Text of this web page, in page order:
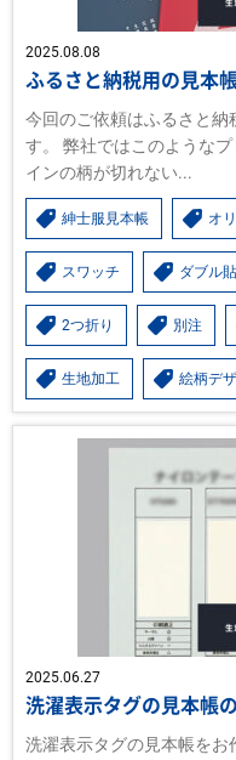
2025.08.08
ふるさと納税用の見本
今回のご依頼はふるさと
す。 弊社ではこのような
インの柄が切れない...
紳士服見本帳 オ
スワッチ ダブル
2つ折り 別注
生地加工 絵柄デ
2025.06.27
洗濯表示タグの見本帳
洗濯表示タグの見本帳を